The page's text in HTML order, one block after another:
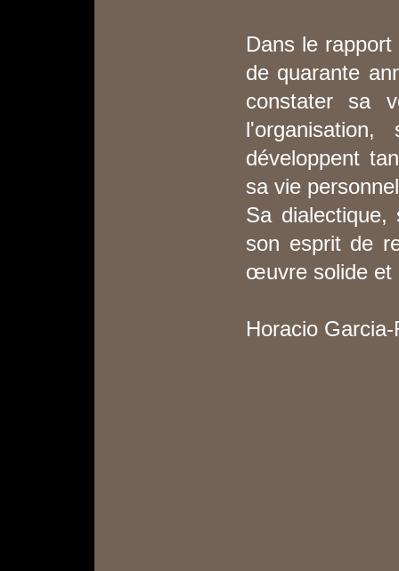
Dans le
de quarante
constater sa
développent
sa vie
Sa dialectique,
son esprit de
œuvre solide et
Horacio